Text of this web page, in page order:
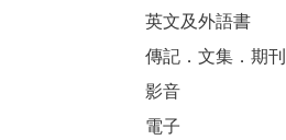
英文及外語書
傳記．文集．期刊
影音
電子